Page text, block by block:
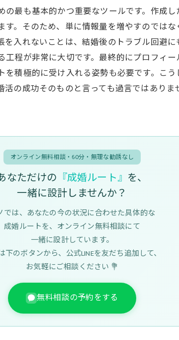
最も基本的かつ重要なツールです。作成
。そのため、単に情報量を増やすのでは
入れないことは、結婚後のトラブル回避
程が非常に大切です。最終的にプロフィ
積極的に受け入れる姿勢も必要です。こ
の成功そのものと言っても過言ではありま
オンライン無料相談・60分・無理な勧誘なし
なただけの 『成婚ルート』 を、
一緒に設計しませんか？
では、あなたの今の状況に合わせた具体的な
成婚ルートを、オンライン無料相談にて
一緒に設計しています。
下のボタンから、公式LINEを友だち追加して、
お気軽にご相談ください 💐
無料相談の予約をする